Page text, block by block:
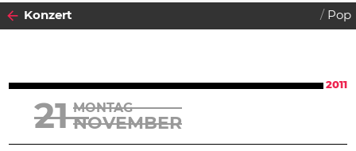
Konzert Pop
2011
21 MONTAG
NOVEMBER